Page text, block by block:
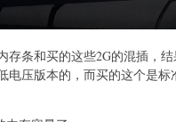
存条和买的这些2G的混插，
电压版本的，而买的这个是标